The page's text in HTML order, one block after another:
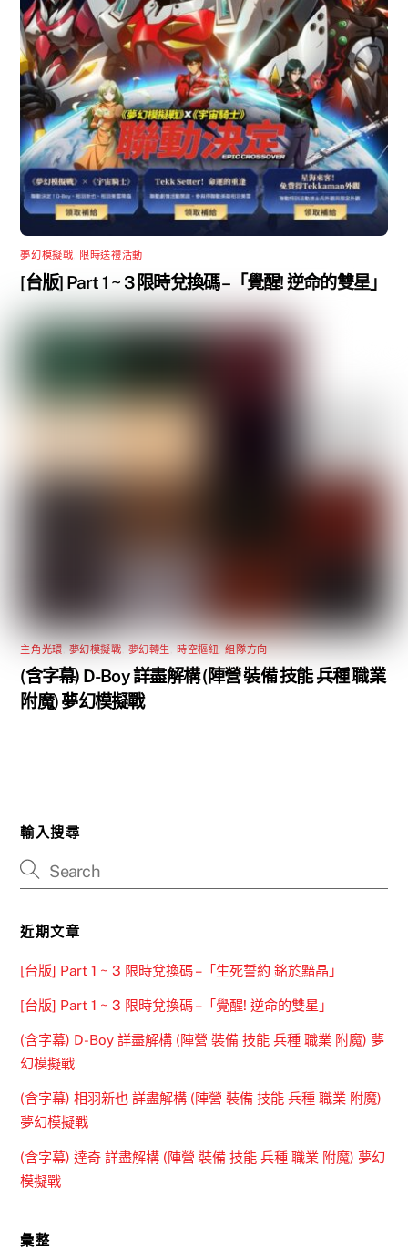
夢幻模擬戰 限時送禮活動
[台版] Part 1 ~ 3 限時兌換碼 –「覺醒! 逆命的雙星」
主角光環 夢幻模擬戰 夢幻轉生 ,時空樞紐 ,組隊方向
(含字幕) D-Boy 詳盡解構 (陣營 裝備 技能 兵種 職業
附魔) 夢幻模擬戰
輸入搜尋
近期文章
[台版] Part 1 ~ 3 限時兌換碼 –「生死誓約 銘於黯晶」
[台版] Part 1 ~ 3 限時兌換碼 –「覺醒! 逆命的雙星」
(含字幕) D-Boy 詳盡解構 (陣營 裝備 技能 兵種 職業 附魔) 夢
幻模擬戰
(含字幕) 相羽新也 詳盡解構 (陣營 裝備 技能 兵種 職業 附魔)
夢幻模擬戰
(含字幕) 達奇 詳盡解構 (陣營 裝備 技能 兵種 職業 附魔) 夢幻
模擬戰
彙整